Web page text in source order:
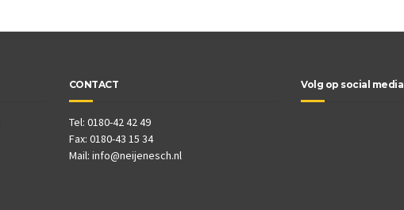
CONTACT
Tel: 0180-42 42 49
Fax: 0180-43 15 34
Mail: info@neijenesch.nl
Volg op social media